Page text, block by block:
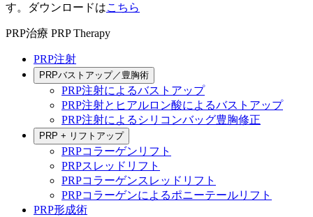
す。ダウンロードはこちら
PRP治療 PRP Therapy
PRP注射
PRPバストアップ／豊胸術
PRP注射によるバストアップ
PRP注射とヒアルロン酸によるバストアップ
PRP注射によるシリコンバッグ豊胸修正
PRP + リフトアップ
PRPコラーゲンリフト
PRPスレッドリフト
PRPコラーゲンスレッドリフト
PRPコラーゲンによるポニーテールリフト
PRP形成術